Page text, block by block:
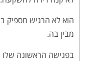
הוא לא הרגיש מספיק
מבין בה.
בפגישה הראשונה שלו